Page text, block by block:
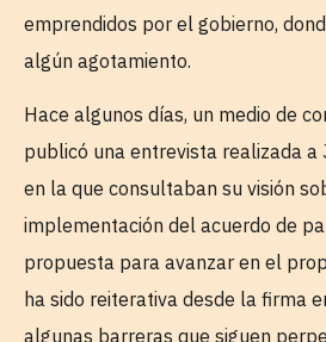
emprendidos por el gobierno,
algún agotamiento.
Hace algunos días, un medio de
publicó una entrevista realizada a
en la que consultaban su visión
implementación del acuerdo de
propuesta para avanzar en el
ha sido reiterativa desde la firma
algunas barreras que siguen